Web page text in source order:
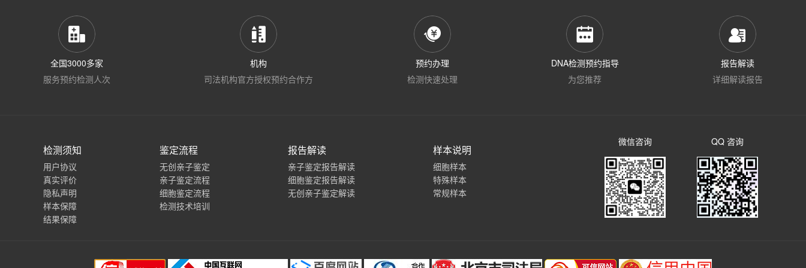
全国3000多家
服务预约检测人次
机构
司法机构官方授权预约合作方
预约办理
检测快速处理
DNA检测预约指导
为您推荐
报告解读
详细解读报告
检测须知
用户协议
真实评价
隐私声明
样本保障
结果保障
鉴定流程
无创亲子鉴定
亲子鉴定流程
细胞鉴定流程
检测技术培训
报告解读
亲子鉴定报告解读
细胞鉴定报告解读
无创亲子鉴定解读
样本说明
细胞样本
特殊样本
常规样本
微信咨询 QQ 咨询